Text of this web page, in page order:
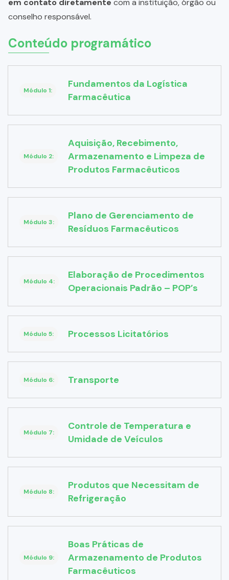
em contato diretamente com a instituição, órgão ou
conselho responsável.
Conteúdo programático
Módulo 1:
Fundamentos da Logística
Farmacêutica
Módulo 2:
Aquisição, Recebimento,
Armazenamento e Limpeza de
Produtos Farmacêuticos
Módulo 3:
Plano de Gerenciamento de
Resíduos Farmacêuticos
Módulo 4:
Elaboração de Procedimentos
Operacionais Padrão – POP’s
Módulo 5: Processos Licitatórios
Módulo 6: Transporte
Módulo 7:
Controle de Temperatura e
Umidade de Veículos
Módulo 8:
Produtos que Necessitam de
Refrigeração
Módulo 9:
Boas Práticas de
Armazenamento de Produtos
Farmacêuticos